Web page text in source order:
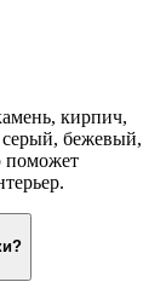
кирпич,
бежевый,
поможет